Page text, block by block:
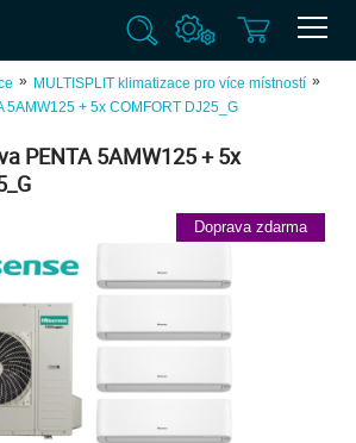
» MULTISPLIT klimatizace pro více místností »
5AMW125 + 5x COMFORT DJ25_G
PENTA 5AMW125 + 5x
Doprava zdarma